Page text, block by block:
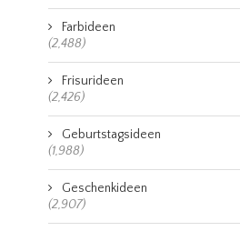
Farbideen
(2,488)
Frisurideen
(2,426)
Geburtstagsideen
(1,988)
Geschenkideen
(2,907)